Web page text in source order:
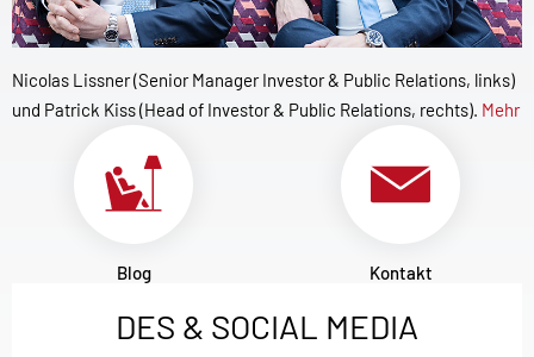
Nicolas Lissner (Senior Manager Investor & Public Relations, links)
und Patrick Kiss (Head of Investor & Public Relations, rechts). Mehr
Blog Kontakt
DES & SOCIAL MEDIA